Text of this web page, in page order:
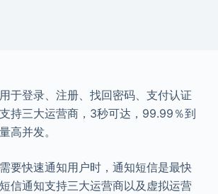
于登录、注册、找回密码、支付认证
持三大运营商，3秒可达，99.99％到
高并发。
要快速通知用户时，通知短信是最快
信通知支持三大运营商以及虚拟运营